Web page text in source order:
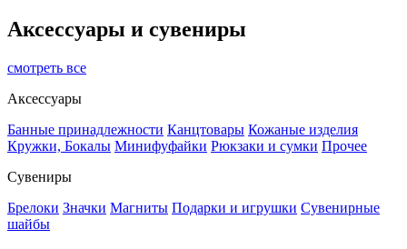
Аксессуары и сувениры
смотреть все
Аксессуары
Банные принадлежности Канцтовары Кожаные изделия
Кружки, Бокалы Минифуфайки Рюкзаки и сумки Прочее
Сувениры
Брелоки Значки Магниты Подарки и игрушки Сувенирные
шайбы